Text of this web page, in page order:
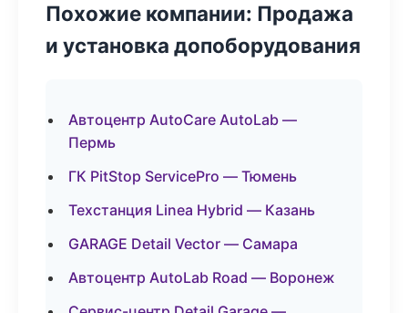
Похожие компании: Продажа
и установка допоборудования
Автоцентр AutoCare AutoLab —
Пермь
ГК PitStop ServicePro — Тюмень
Техстанция Linea Hybrid — Казань
GARAGE Detail Vector — Самара
Автоцентр AutoLab Road — Воронеж